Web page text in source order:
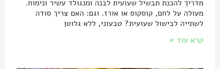
מדריך להכנת תבשיל שעועית לבנה ומנגולד עשיר ונימוח.
מעולה על לחם, קוסקוס או אורז. וגם: האם צריך סודה
לשתייה לבישול שעועית? טבעוני, ללא גלוטן
קרא עוד »